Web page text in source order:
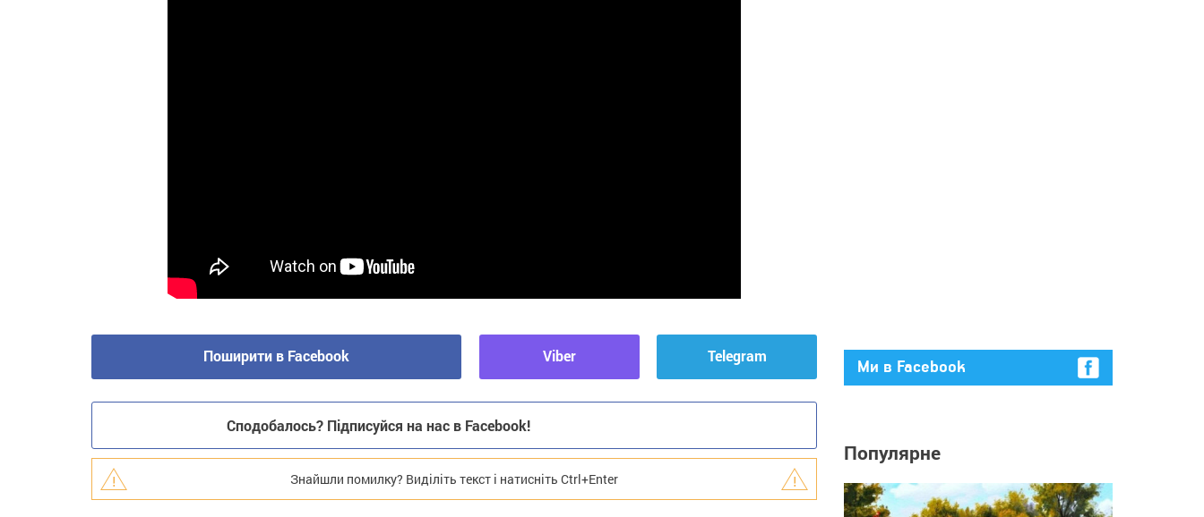
Поширити в Facebook Viber Telegram
Сподобалось? Підписуйся на нас в Facebook!
Знайшли помилку? Виділіть текст і натисніть Ctrl+Enter
Ми в Facebook
Популярне